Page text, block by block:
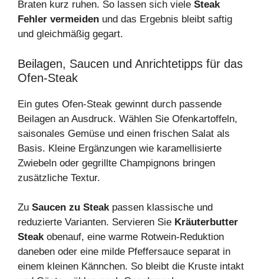
Braten kurz ruhen. So lassen sich viele Steak
Fehler vermeiden und das Ergebnis bleibt saftig
und gleichmäßig gegart.
Beilagen, Saucen und Anrichtetipps für das
Ofen‑Steak
Ein gutes Ofen‑Steak gewinnt durch passende
Beilagen an Ausdruck. Wählen Sie Ofenkartoffeln,
saisonales Gemüse und einen frischen Salat als
Basis. Kleine Ergänzungen wie karamellisierte
Zwiebeln oder gegrillte Champignons bringen
zusätzliche Textur.
Zu Saucen zu Steakpassen klassische und
reduzierte Varianten. Servieren Sie Kräuterbutter
Steakobenauf, eine warme Rotwein‑Reduktion
daneben oder eine milde Pfeffersauce separat in
einem kleinen Kännchen. So bleibt die Kruste intakt